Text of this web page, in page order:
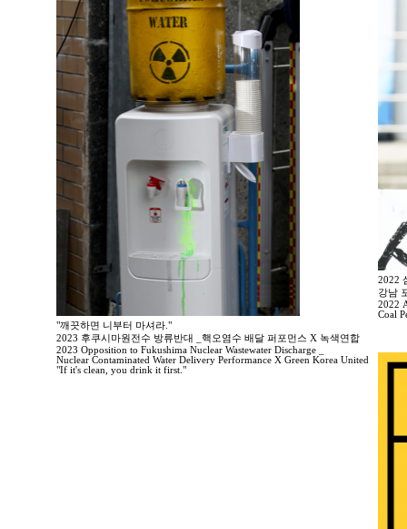
"깨끗하면 니부터 마셔라."
2023 후쿠시마원전수 방류반대 _핵오염수 배달 퍼포먼스 X 녹색연합
2023 Opposition to Fukushima Nuclear Wastewater Discharge _
Nuclear Contaminated Water Delivery Performance X Green Korea United
"If it's clean, you drink it first."
2022
강남
2022
Coal